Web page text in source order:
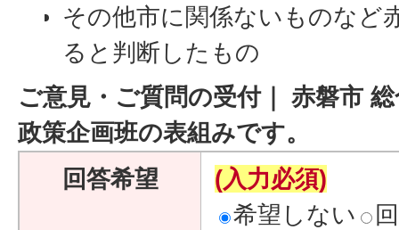
その他市に関係ないものなど
ると判断したもの
ご意見・ご質問の受付｜ 赤磐市
政策企画班の表組みです。
回答希望
(入力必須)
希望しない